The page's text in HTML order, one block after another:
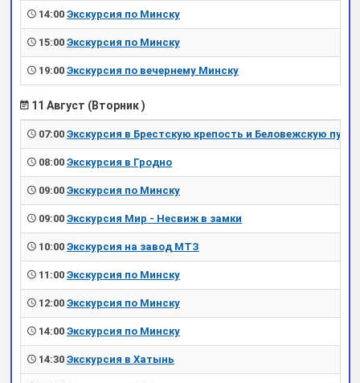
14:00 Экскурсия по Минску
15:00 Экскурсия по Минску
19:00 Экскурсия по вечернему Минску
11 Август (Вторник )
07:00 Экскурсия в Брестскую крепость и Беловежскую пущу
08:00 Экскурсия в Гродно
09:00 Экскурсия по Минску
09:00 Экскурсия Мир - Несвиж в замки
10:00 Экскурсия на завод МТЗ
11:00 Экскурсия по Минску
12:00 Экскурсия по Минску
14:00 Экскурсия по Минску
14:30 Экскурсия в Хатынь